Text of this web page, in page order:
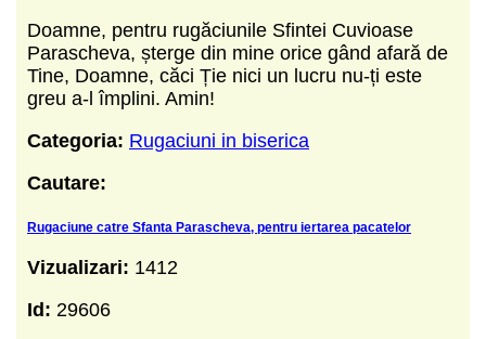
Doamne, pentru rugăciunile Sfintei Cuvioase
Parascheva, șterge din mine orice gând afară de
Tine, Doamne, căci Ție nici un lucru nu-ți este
greu a-l împlini. Amin!
Categoria: Rugaciuni in biserica
Cautare:
Rugaciune catre Sfanta Parascheva, pentru iertarea pacatelor
Vizualizari: 1412
Id: 29606